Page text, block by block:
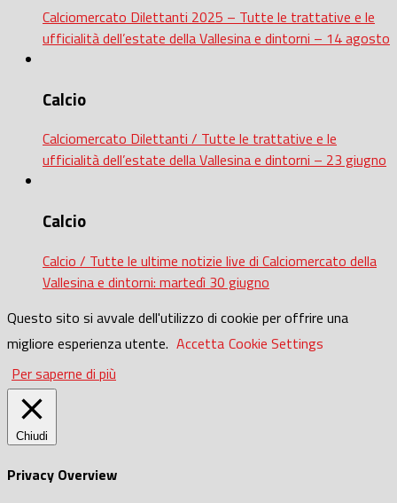
Calciomercato Dilettanti 2025 – Tutte le trattative e le
ufficialità dell’estate della Vallesina e dintorni – 14 agosto
Calcio
Calciomercato Dilettanti / Tutte le trattative e le
ufficialità dell’estate della Vallesina e dintorni – 23 giugno
Calcio
Calcio / Tutte le ultime notizie live di Calciomercato della
Vallesina e dintorni: martedì 30 giugno
Questo sito si avvale dell'utilizzo di cookie per offrire una
migliore esperienza utente. Accetta Cookie Settings
Per saperne di più
Chiudi
Privacy Overview